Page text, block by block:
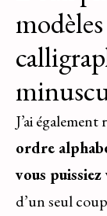
J’ai également
ordre
vous
d’un seul